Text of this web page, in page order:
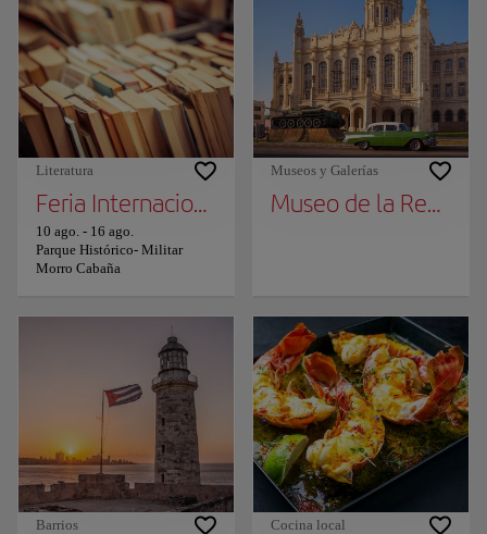
Literatura
Feria Internacional del Libro de La Habana
10 ago. - 16 ago.
Parque Histórico- Militar
Morro Cabaña
Museos y Galerías
Museo de la
Barrios Cocina local